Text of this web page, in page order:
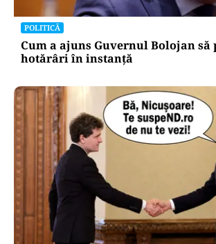
POLITICĂ
Cum a ajuns Guvernul Bolojan să
hotărâri în instanță